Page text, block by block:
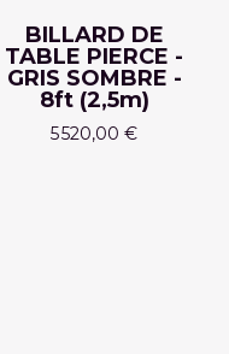
BILLARD DE
TABLE PIERCE -
GRIS SOMBRE -
8ft (2,5m)
5 520,00 €